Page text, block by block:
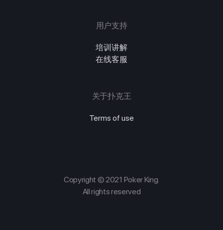
用户支持
培训讲解
在线客服
关于扑克王
Terms of use
Copyright © 2021 Poker King.
All rights reserved